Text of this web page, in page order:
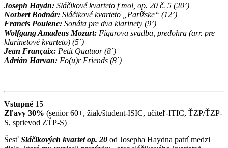
Joseph Haydn: Sláčikové kvarteto f mol, op. 20 č. 5 (20’)
Norbert Bodnár: Sláčikové kvarteto „Parížske“ (12’)
Francis Poulenc: Sonáta pre dva klarinety (9’)
Wolfgang Amadeus Mozart: Figarova svadba, predohra (arr. pre
klarinetové kvarteto) (5´)
Jean Françaix: Petit Quatuor (8´)
Adrián Harvan: Fo(u)r Friends (8´)
Vstupné 15
Zľavy 30% (senior 60+, žiak/študent-ISIC, učiteľ-ITIC, ŤZP/ŤZP-
S, sprievod ZŤP-S)
Šesť Sláčikových kvartet op. 20 od Josepha Haydna patrí medzi